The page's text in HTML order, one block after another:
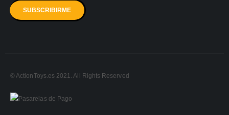
© ActionToys.es 2021. All Rights Reserved